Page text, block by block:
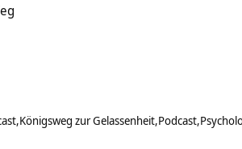
Königsweg zur Gelassenheit Podcast